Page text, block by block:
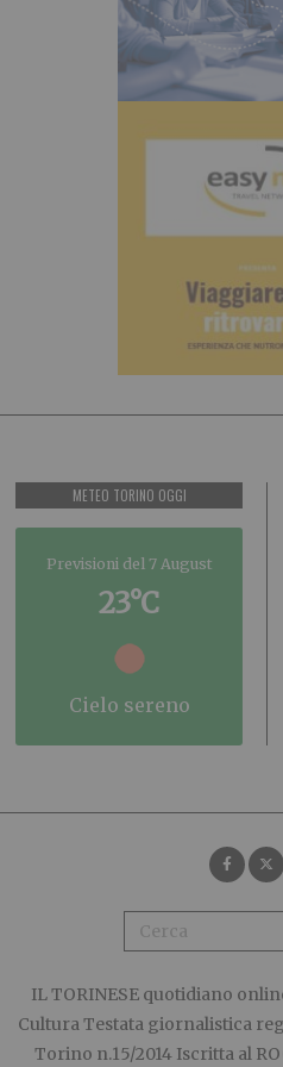
METEO TORINO OGGI
Previsioni del 7 August
23°C
cielo sereno
IL TORINESE quotidiano
Cultura Testata giornalistica
Torino n.15/2014 Iscritta al